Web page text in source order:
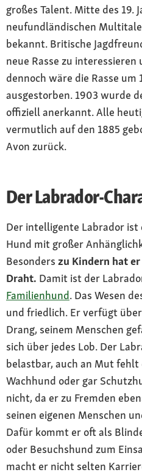
großes Talent. Mitte des 19.
neufundländischen
bekannt. Britische
neue Rasse zu
dennoch wäre die Rasse um
ausgestorben. 1903 wurde
offiziell anerkannt. Alle
vermutlich auf den 1885
Avon zurück.
Der Labrador-
Der intelligente Labrador
Hund mit großer
Besonders zu Kindern hat
Draht. Damit ist der
Familienhund. Das Wesen
und friedlich. Er verfügt
Drang, seinem Menschen
sich über jedes Lob. Der
belastbar, auch an Mut fehlt
Wachhund oder gar
nicht, da er zu Fremden
seinen eigenen Menschen
Dafür kommt er oft als
oder Besuchshund zum
macht er nicht selten